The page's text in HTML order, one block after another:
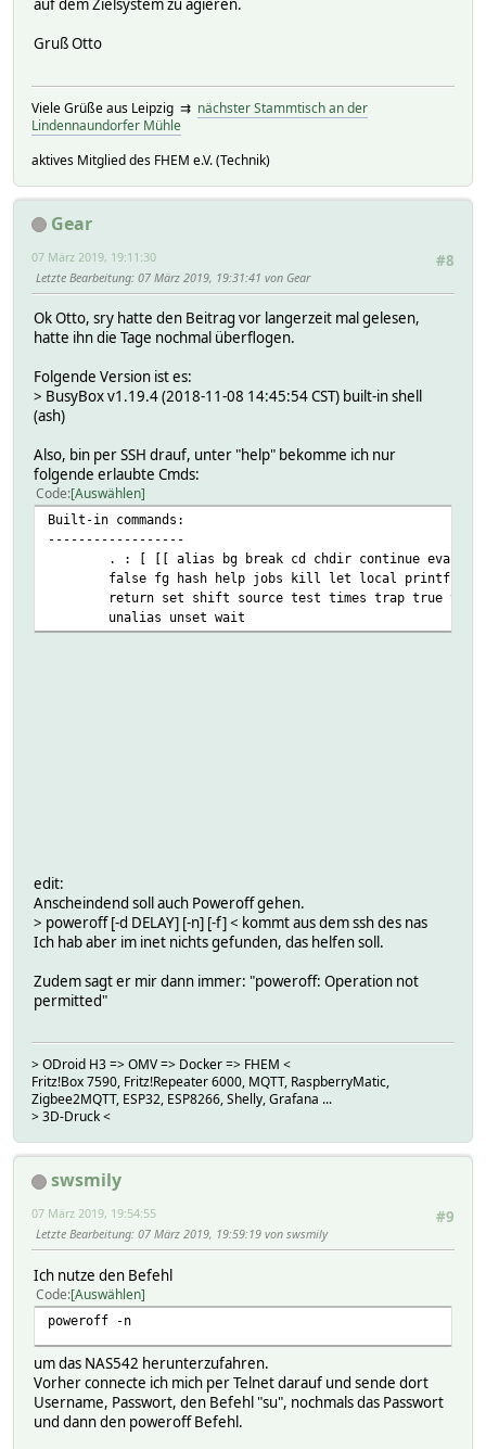
auf dem Zielsystem zu agieren.
Gruß Otto
Viele Grüße aus Leipzig ⇉ nächster Stammtisch an der
Lindennaundorfer Mühle
aktives Mitglied des FHEM e.V. (Technik)
Gear
#8
07 März 2019, 19:11:30
Letzte Bearbeitung: 07 März 2019, 19:31:41 von Gear
Ok Otto, sry hatte den Beitrag vor langerzeit mal gelesen,
hatte ihn die Tage nochmal überflogen.
Folgende Version ist es:
> BusyBox v1.19.4 (2018-11-08 14:45:54 CST) built-in shell
(ash)
Also, bin per SSH drauf, unter "help" bekomme ich nur
folgende erlaubte Cmds:
Code Auswählen
Built-in commands:
------------------
. : [ [[ alias bg break cd chdir continue eval
false fg hash help jobs kill let local printf pwd
return set shift source test times trap true type
unalias unset wait
edit:
Anscheindend soll auch Poweroff gehen.
> poweroff [-d DELAY] [-n] [-f] < kommt aus dem ssh des nas
Ich hab aber im inet nichts gefunden, das helfen soll.
Zudem sagt er mir dann immer: "poweroff: Operation not
permitted"
> ODroid H3 => OMV => Docker => FHEM <
Fritz!Box 7590, Fritz!Repeater 6000, MQTT, RaspberryMatic,
Zigbee2MQTT, ESP32, ESP8266, Shelly, Grafana ...
> 3D-Druck <
swsmily
#9
07 März 2019, 19:54:55
Letzte Bearbeitung: 07 März 2019, 19:59:19 von swsmily
Ich nutze den Befehl
Code Auswählen
poweroff -n
um das NAS542 herunterzufahren.
Vorher connecte ich mich per Telnet darauf und sende dort
Username, Passwort, den Befehl "su", nochmals das Passwort
und dann den poweroff Befehl.